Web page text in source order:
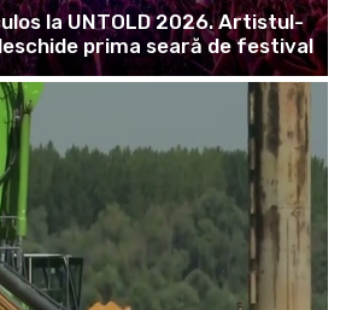
la UNTOLD 2026. Artistul-
prima seară de festival